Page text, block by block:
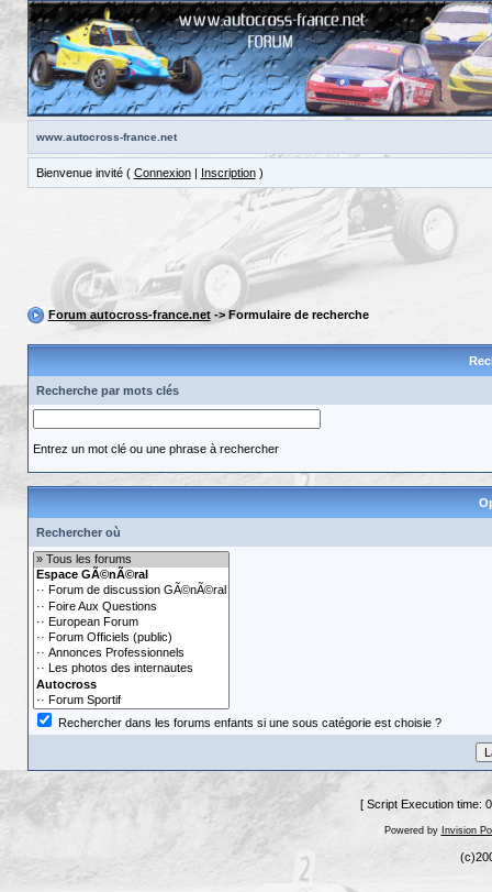
www.autocross-france.net
Bienvenue invité ( Connexion| Inscription)
Forum autocross-france.net-> Formulaire de recherche
Recherche par mots clés
Entrez un mot clé ou une phrase à rechercher
Rechercher où
Rechercher dans les forums enfants si une sous catégorie est choisie ?
[ Script Execution time:
Powered by Invision